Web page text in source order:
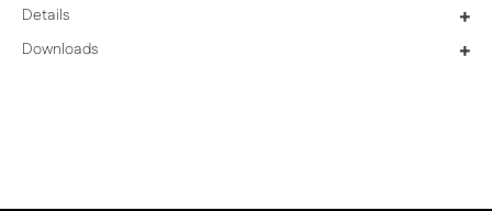
Details +
Downloads +